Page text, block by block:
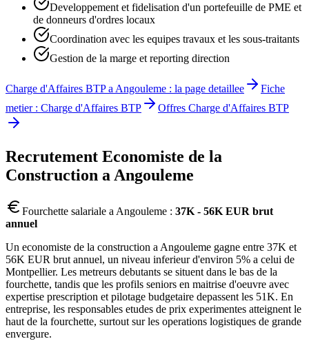
Developpement et fidelisation d'un portefeuille de PME et
de donneurs d'ordres locaux
Coordination avec les equipes travaux et les sous-traitants
Gestion de la marge et reporting direction
Charge d'Affaires BTPa Angouleme : la page detaillee
Fiche
metier : Charge d'Affaires BTP Offres Charge d'Affaires BTP
Recrutement Economiste de la
Construction a Angouleme
Fourchette salariale a Angouleme : 37K - 56K EUR brut
annuel
Un economiste de la construction a Angouleme gagne entre 37K et
56K EUR brut annuel, un niveau inferieur d'environ 5% a celui de
Montpellier. Les metreurs debutants se situent dans le bas de la
fourchette, tandis que les profils seniors en maitrise d'oeuvre avec
expertise prescription et pilotage budgetaire depassent les 51K. En
entreprise, les responsables etudes de prix experimentes atteignent le
haut de la fourchette, surtout sur les operations logistiques de grande
envergure.